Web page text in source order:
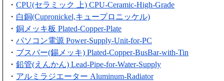
・ CPU(セラミック 上) CPU-Ceramic-High-Grade
・ 白銅(Cupronickel,キュープロニッケル)
・ 銅メッキ板 Plated-Copper-Plate
・ パソコン電源 Power-Supply-Unit-for-PC
・ ブスバー(錫メッキ) Plated-Copper-BusBar-with-Tin
・ 鉛管(えんかん) Lead-Pipe-for-Water-Supply
・ アルミラジエーター Aluminum-Radiator